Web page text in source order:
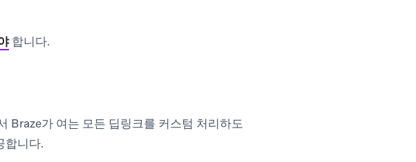
합니다.
Braze가 여는 모든 딥링크를 커스텀 처리하도
합니다.